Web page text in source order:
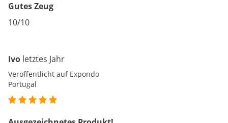
Gutes Zeug
10/10
Ivo letztes Jahr
Veröffentlicht auf Expondo
Portugal